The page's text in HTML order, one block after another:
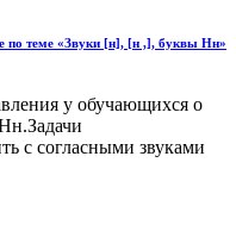
по теме «Звуки [н], [н ,], буквы Нн»
у обучающихся о
с согласными звуками